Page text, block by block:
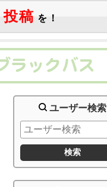
投稿 を！
ユーザー検索